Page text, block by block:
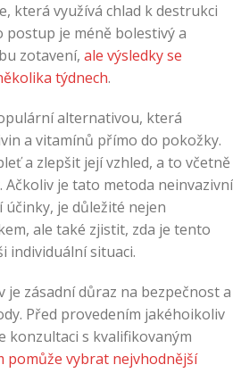
která využívá chlad k destrukci
je méně bolestivý a
zotavení, ale výsledky se
týdnech.
alternativou, která
a vitamínů přímo do pokožky.
a zlepšit její vzhled, a to včetně
je tato metoda neinvazivní
účinky, je důležité nejen
ale také zjistit, zda je tento
individuální situaci.
je zásadní důraz na bezpečnost a
Před provedením jakéhoikoliv
konzultaci s kvalifikovaným
pomůže vybrat nejvhodnější